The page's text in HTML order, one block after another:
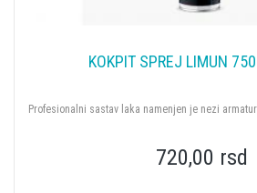
KOKPIT SPREJ LIMUN
Profesionalni sastav laka namenjen je nezi
720,00 rsd